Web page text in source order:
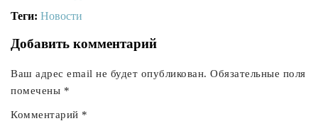
Теги: Новости
Добавить комментарий
Ваш адрес email не будет опубликован. Обязательные поля
помечены *
Комментарий *